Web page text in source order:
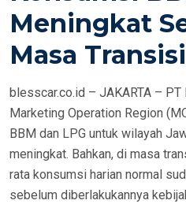
D
O
Meningkat
Masa
blesscar.co.id – JAKARTA –
Marketing Operation Region
BBM dan LPG untuk wilayah
meningkat. Bahkan, di masa
rata konsumsi harian normal
sebelum diberlakukannya